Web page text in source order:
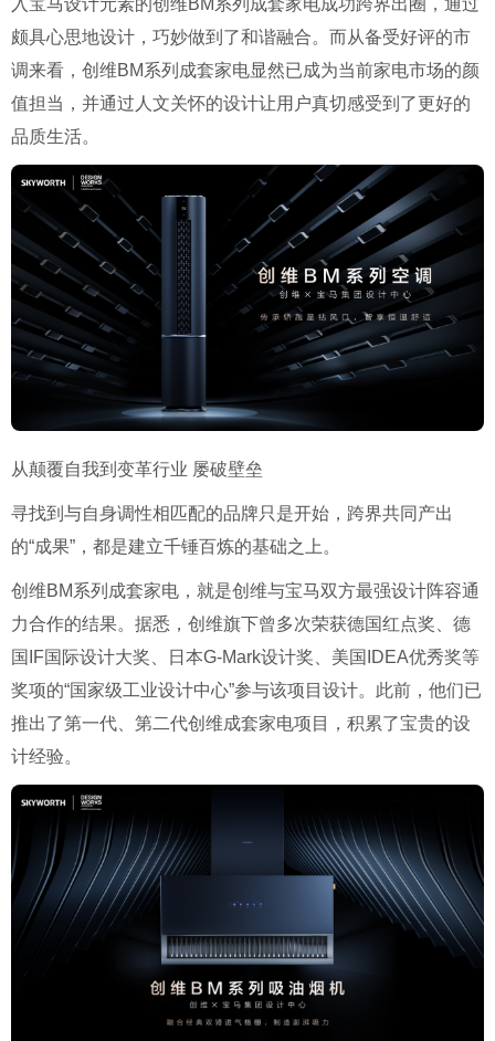
入宝马设计元素的创维BM系列成套家电成功跨界出圈，通过
颇具心思地设计，巧妙做到了和谐融合。而从备受好评的市
调来看，创维BM系列成套家电显然已成为当前家电市场的颜
值担当，并通过人文关怀的设计让用户真切感受到了更好的
品质生活。
从颠覆自我到变革行业 屡破壁垒
寻找到与自身调性相匹配的品牌只是开始，跨界共同产出
的“成果”，都是建立千锤百炼的基础之上。
创维BM系列成套家电，就是创维与宝马双方最强设计阵容通
力合作的结果。据悉，创维旗下曾多次荣获德国红点奖、德
国IF国际设计大奖、日本G-Mark设计奖、美国IDEA优秀奖等
奖项的“国家级工业设计中心”参与该项目设计。此前，他们已
推出了第一代、第二代创维成套家电项目，积累了宝贵的设
计经验。